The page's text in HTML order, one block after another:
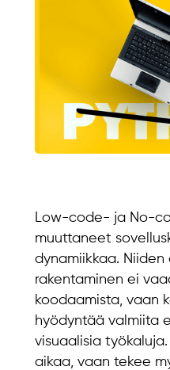
Low-code- ja No-
muuttaneet
dynamiikkaa. Niiden
rakentaminen ei
koodaamista, vaan
hyödyntää valmiita
visuaalisia
aikaa, vaan tekee